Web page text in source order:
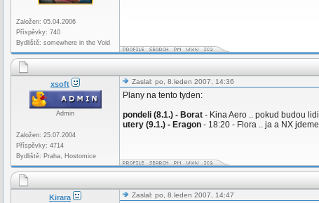
Založen: 05.04.2006
Příspěvky: 740
Bydliště: somewhere in the Void
xsoft
Admin
Založen: 25.07.2004
Příspěvky: 4714
Bydliště: Praha, Hostomice
Zaslal: po, 8.leden 2007, 14:36
Plany na tento tyden:
pondeli (8.1.) - Borat - Kina Aero .. pokud budou lidi
utery (9.1.) - Eragon - 18:20 - Flora .. ja a NX jdeme
Kirara Zaslal: po, 8.leden 2007, 14:47